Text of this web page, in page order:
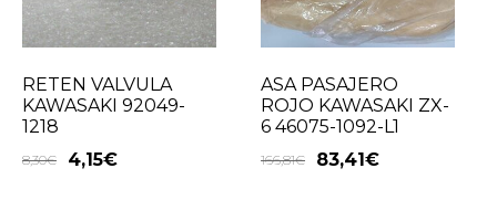
RETEN VALVULA
KAWASAKI 92049-
1218
8,30€ 4,15€
ASA PASAJERO
ROJO KAWASAKI ZX-
6 46075-1092-L1
166,81€ 83,41€